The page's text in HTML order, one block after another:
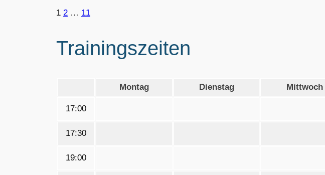
1 2 … 11
Trainingszeiten
Montag Dienstag Mittwoch
17:00
17:30
19:00